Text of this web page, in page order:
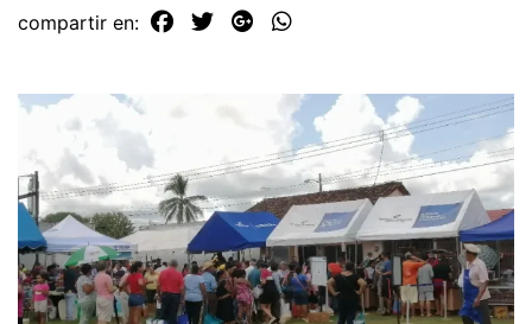
compartir en: